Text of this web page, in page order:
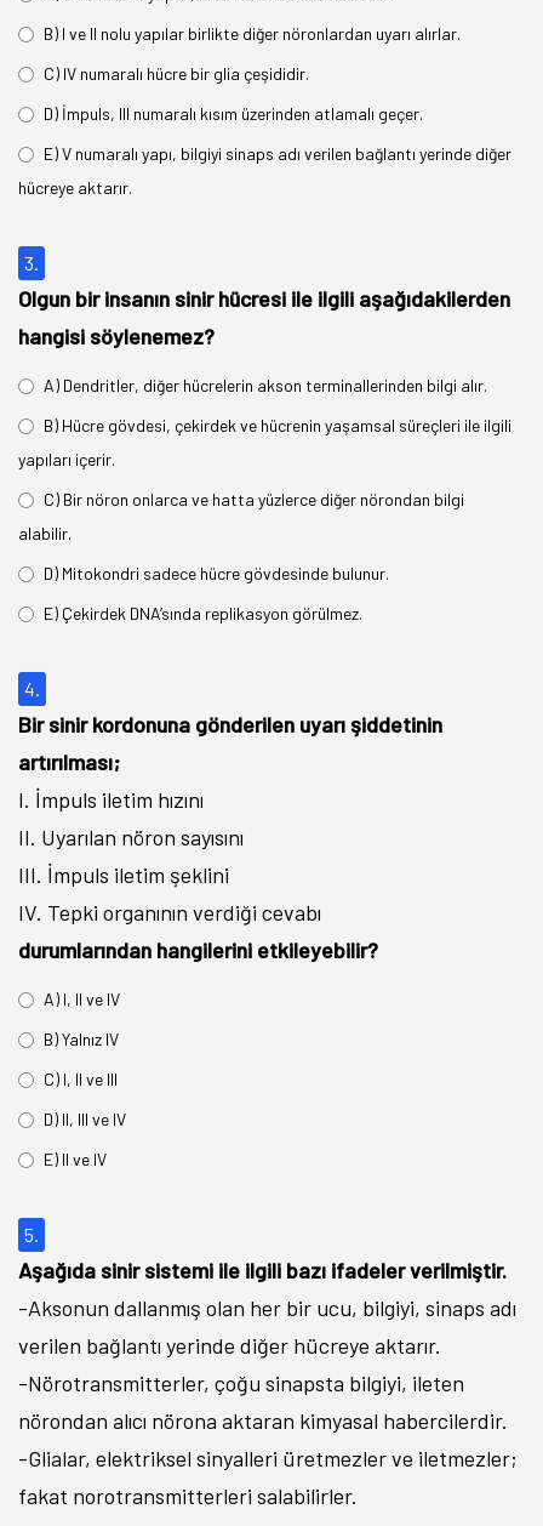
B) I ve II nolu yapılar birlikte diğer nöronlardan uyarı alırlar.
C) IV numaralı hücre bir glia çeşididir.
D) İmpuls, III numaralı kısım üzerinden atlamalı geçer.
E) V numaralı yapı, bilgiyi sinaps adı verilen bağlantı yerinde diğer
hücreye aktarır.
3.
Olgun bir insanın sinir hücresi ile ilgili aşağıdakilerden
hangisi söylenemez?
A) Dendritler, diğer hücrelerin akson terminallerinden bilgi alır.
B) Hücre gövdesi, çekirdek ve hücrenin yaşamsal süreçleri ile ilgili
yapıları içerir.
C) Bir nöron onlarca ve hatta yüzlerce diğer nörondan bilgi
alabilir.
D) Mitokondri sadece hücre gövdesinde bulunur.
E) Çekirdek DNA’sında replikasyon görülmez.
4.
Bir sinir kordonuna gönderilen uyarı şiddetinin
artırılması;
I. İmpuls iletim hızını
II. Uyarılan nöron sayısını
III. İmpuls iletim şeklini
IV. Tepki organının verdiği cevabı
durumlarından hangilerini etkileyebilir?
A) I, II ve IV
B) Yalnız IV
C) I, II ve III
D) II, III ve IV
E) II ve IV
5.
Aşağıda sinir sistemi ile ilgili bazı ifadeler verilmiştir.
-Aksonun dallanmış olan her bir ucu, bilgiyi, sinaps adı
verilen bağlantı yerinde diğer hücreye aktarır.
-Nörotransmitterler, çoğu sinapsta bilgiyi, ileten
nörondan alıcı nörona aktaran kimyasal habercilerdir.
-Glialar, elektriksel sinyalleri üretmezler ve iletmezler;
fakat norotransmitterleri salabilirler.